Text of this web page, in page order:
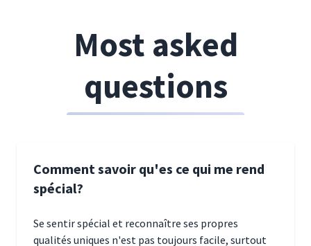
Most asked
questions
Comment savoir qu'es ce qui me rend
spécial?
Se sentir spécial et reconnaître ses propres
qualités uniques n'est pas toujours facile, surtout